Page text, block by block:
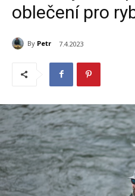
oblečení pro
By Petr 7.4.2023